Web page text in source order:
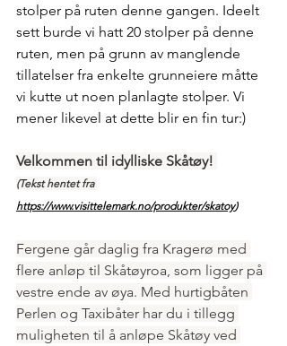
stolper på ruten denne gangen. Ideelt
sett burde vi hatt 20 stolper på denne
ruten, men på grunn av manglende
tillatelser fra enkelte grunneiere måtte
vi kutte ut noen planlagte stolper. Vi
mener likevel at dette blir en fin tur:)
Velkommen til idylliske Skåtøy!
(Tekst hentet fra
https://www.visittelemark.no/produkter/skatoy)
Fergene går daglig fra Kragerø med
flere anløp til Skåtøyroa, som ligger på
vestre ende av øya. Med hurtigbåten
Perlen og Taxibåter har du i tillegg
muligheten til å anløpe Skåtøy ved